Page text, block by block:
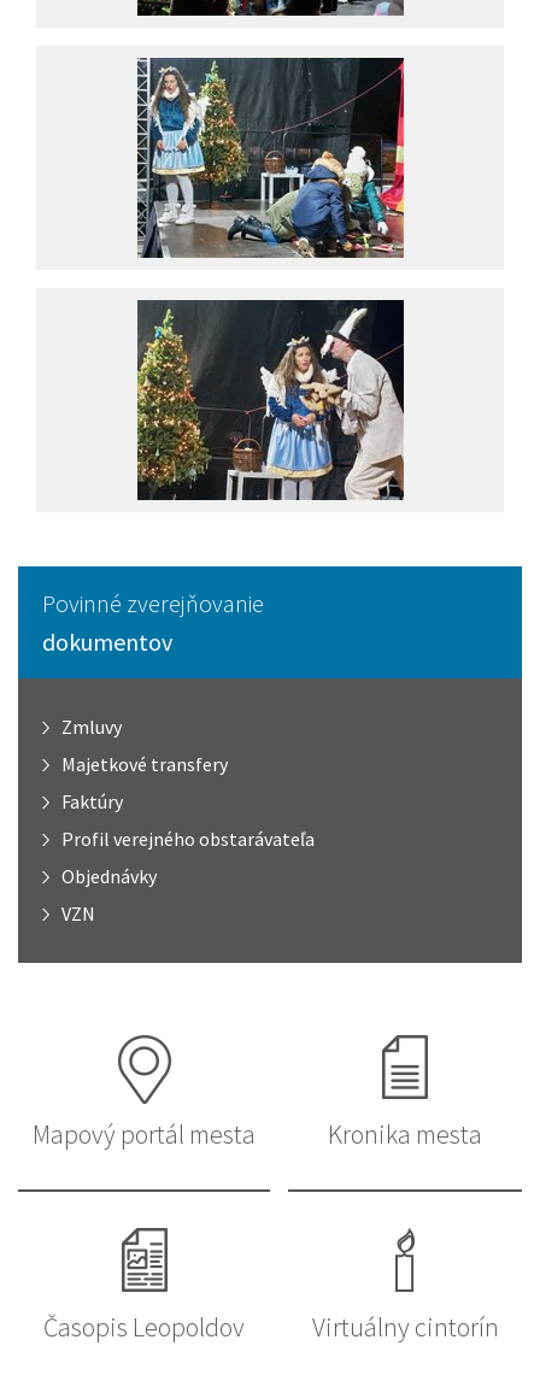
Povinné zverejňovanie
dokumentov
Zmluvy
Majetkové transfery
Faktúry
Profil verejného obstarávateľa
Objednávky
VZN
Mapový portál mesta Kronika mesta
Časopis Leopoldov Virtuálny cintorín